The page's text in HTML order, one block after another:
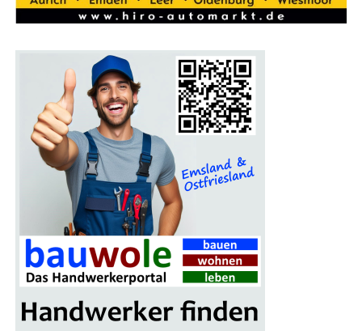
Güns­tig lea­sen. Bes­ser ankom­men.Mit dem Bikelea­
sing-Ser­vice erhältst Du nicht nur ein umwelt­freund­li­
ches und gesund­heits­för­dern­des Fort­be­we­gungs­mit­tel,
son­dern auch einen finan­zi­el­len Vor­teil. Seit 2015
unter­stützt der Bikelea­sing-Ser­vice Arbeit­neh­mer,
Selbst­stän­di­ge und Frei­be­ruf­ler dabei, ihr Traum­rad zu
attrak­ti­ven Kon­di­tio­nen zu lea­sen. Mit über­durch­
schnitt­li­chem Ser­vice, umfas­sen­der Absi­che­rung und
einer star­ken Part­ner­schaft mit dem Fahr­rad­fach­han­del
setzt der Ser­vice Maßstäbe.
Dei­ne Vor­tei­le beim Bikeleasing-Service
Bis zu 40% spa­ren:Durch Gehalts­um­wand­lung und
Steu­er­vor­tei­le kannst Du bei der Anschaf­fung Dei­
nes Dienst­rads im Ver­gleich zum Direkt­kauf
ordent­lich sparen.